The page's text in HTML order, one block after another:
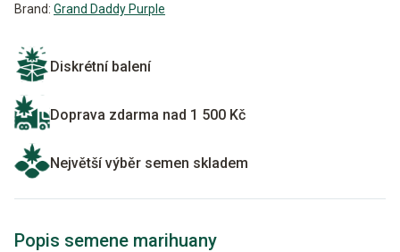
Brand: Grand Daddy Purple
Diskrétní balení
Doprava zdarma nad 1 500 Kč
Největší výběr semen skladem
Popis semene marihuany